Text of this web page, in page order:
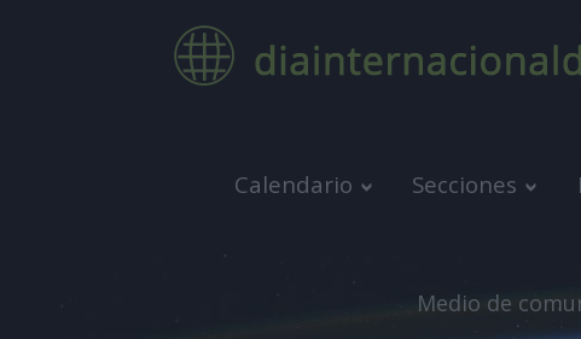
Calendario Secciones
Medio de